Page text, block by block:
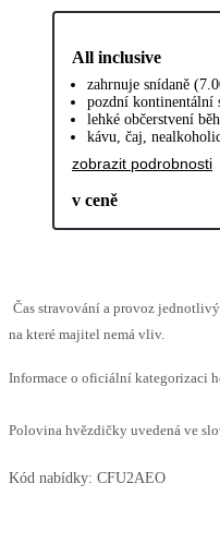
All inclusive
zahrnuje snídaně
pozdní kontinentální
lehké občerstvení
kávu, čaj,
zobrazit podrobnosti
v ceně
Čas stravování a provoz
na které majitel nemá vliv.
Informace o oficiální kategorizaci
Polovina hvězdičky uvedená ve
Kód nabídky: CFU2AEO